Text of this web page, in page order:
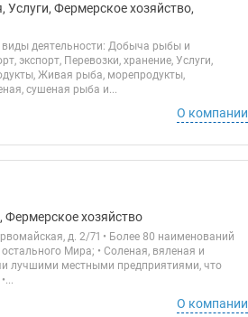
Фермерское хозяйство,
виды деятельности: Добыча рыбы и
экспорт, Перевозки, хранение, Услуги,
Живая рыба, морепродукты,
сушеная рыба и...
О компании
Фермерское хозяйство
д. 2/71 • Более 80 наименований
Мира; • Соленая, вяленая и
лучшими местными предприятиями, что
О компании